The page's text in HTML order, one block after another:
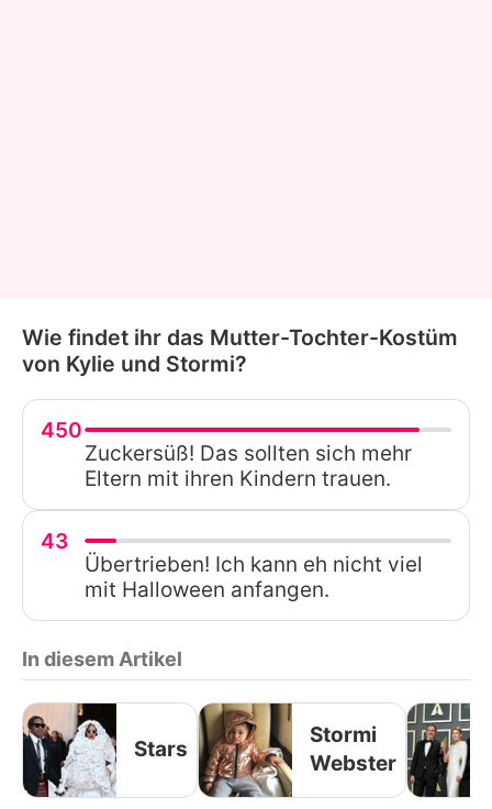
Wie findet ihr das Mutter-Tochter-Kostüm
von Kylie und Stormi?
450
Zuckersüß! Das sollten sich mehr
Eltern mit ihren Kindern trauen.
43
Übertrieben! Ich kann eh nicht viel
mit Halloween anfangen.
In diesem Artikel
Stars
Stormi
Webster